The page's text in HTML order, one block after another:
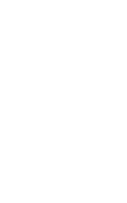
。
式。
づつに別れてのバ